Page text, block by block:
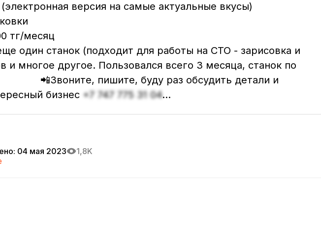
версия на самые актуальные вкусы)
тг/месяц
один станок (подходит для работы на СТО - зарисовка и
и многое другое. Пользовался всего 3 месяца, станок по
📲Звоните, пишите, буду раз обсудить детали и
бизнес +7 747 775 31 04...
: 04 мая 2023
1,8K